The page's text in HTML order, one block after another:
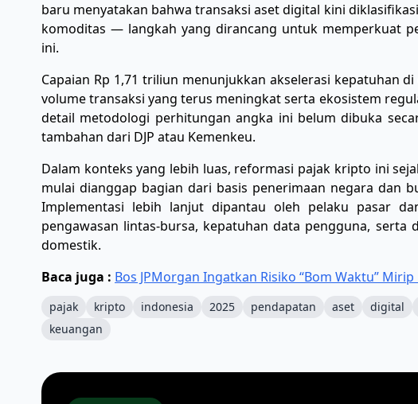
baru menyatakan bahwa transaksi aset digital kini
komoditas — langkah yang dirancang untuk memperkuat
ini.
Capaian Rp 1,71 triliun menunjukkan akselerasi kepatuhan
volume transaksi yang terus meningkat serta ekosistem
detail metodologi perhitungan angka ini belum dibuka
tambahan dari DJP atau Kemenkeu.
Dalam konteks yang lebih luas, reformasi pajak kripto ini
mulai dianggap bagian dari basis penerimaan negara dan
Implementasi lebih lanjut dipantau oleh pelaku pasar
pengawasan lintas-bursa, kepatuhan data pengguna,
domestik.
Baca juga : Bos JPMorgan Ingatkan Risiko “Bom Waktu” Mirip
pajak kripto indonesia 2025 pendapatan aset digital
keuangan